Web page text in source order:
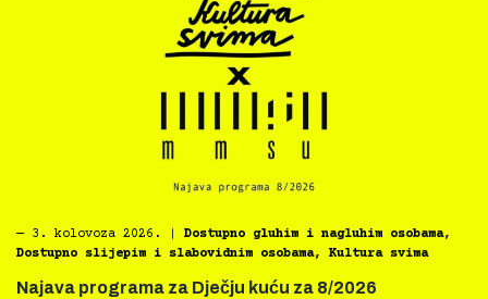
― 3. kolovoza 2026. Dostupno gluhim i nagluhim osobama,
Dostupno slijepim i slabovidnim osobama, Kultura svima
Najava programa za Dječju kuću za 8/2026